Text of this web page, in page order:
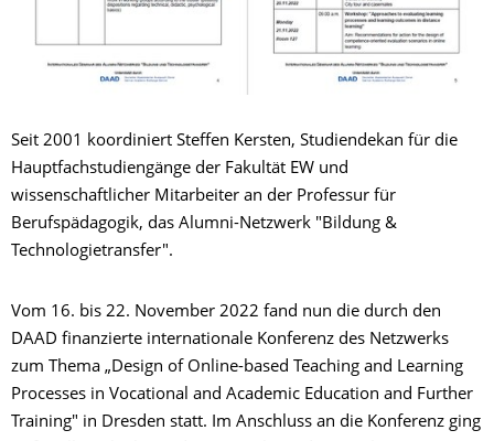
Seit 2001 koordiniert Steffen Kersten, Studiendekan für die
Hauptfachstudiengänge der Fakultät EW und
wissenschaftlicher Mitarbeiter an der Professur für
Berufspädagogik, das Alumni-Netzwerk "Bildung &
Technologietransfer".
Vom 16. bis 22. November 2022 fand nun die durch den
DAAD finanzierte internationale Konferenz des Netzwerks
zum Thema „Design of Online-based Teaching and Learning
Processes in Vocational and Academic Education and Further
Training" in Dresden statt. Im Anschluss an die Konferenz ging